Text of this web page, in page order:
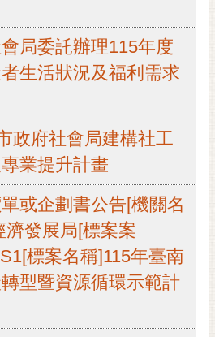
局委託辦理115年度
生活狀況及福利需求
政府社會局建構社工
業提升計畫
或企劃書公告[機關名
發展局[標案案
標案名稱]115年臺南
型暨資源循環示範計